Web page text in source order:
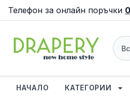
Телефон за онлайн поръчки
НАЧАЛО КАТЕГОРИИ